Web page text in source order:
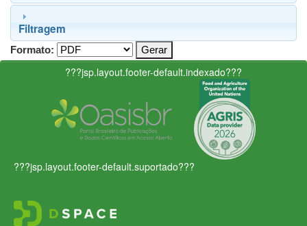
Filtragem
Formato:
???jsp.layout.footer-default.indexado???
???jsp.layout.footer-default.suportado???